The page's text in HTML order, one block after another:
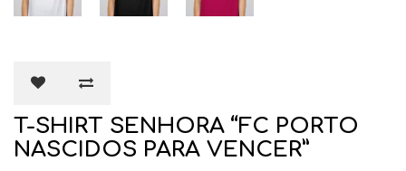
T-SHIRT SENHORA “FC PORTO
NASCIDOS PARA VENCER”